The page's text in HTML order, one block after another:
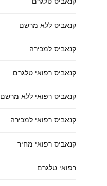
קנאביס ללא מרשם
קנאביס למכירה
קנאביס רפואי טלגרם
קנאביס רפואי ללא מרשם
קנאביס רפואי למכירה
קנאביס רפואי מחיר
רפואי טלגרם